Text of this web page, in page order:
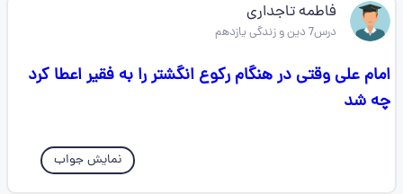
فاطمه تاجداری
درس7 دین و زندگی یازدهم
امام علی وقتی در هنگام رکوع انگشتر را به فقیر اعطا کرد
چه شد
نمایش جواب